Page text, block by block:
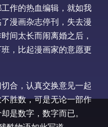
作的热血编辑，就如我
漫画杂志停刊，失去漫
间太长而闹离婚之后，
，比起漫画家的意愿更
合，认真交换意见一起
胜数，可是无论一部作
是数字，数字而已。